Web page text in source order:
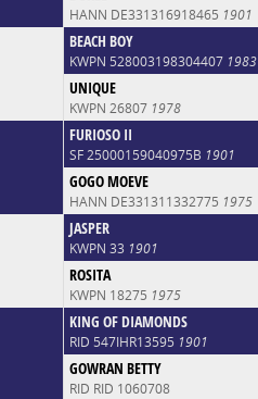
HANN DE331316918465 1901
BEACH BOY
KWPN 528003198304407 1983
UNIQUE
KWPN 26807 1978
FURIOSO II
SF 25000159040975B 1901
GOGO MOEVE
HANN DE331311332775 1975
JASPER
KWPN 33 1901
ROSITA
KWPN 18275 1975
KING OF DIAMONDS
RID 547IHR13595 1901
GOWRAN BETTY
RID RID 1060708